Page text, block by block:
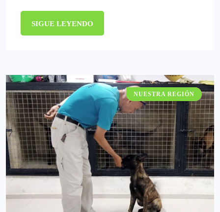
SIGUE LEYENDO
GATACRONOS
NUESTRA REGIÓN